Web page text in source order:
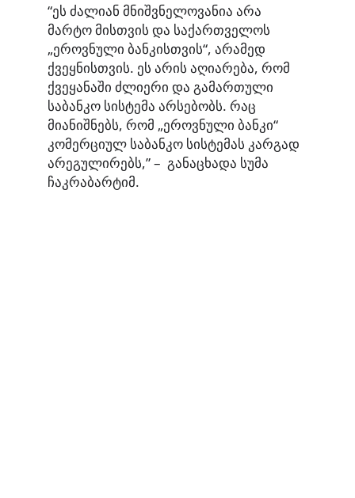
“ეს ძალიან მნიშვნელოვანია არა
მარტო მისთვის და საქართველოს
„ეროვნული ბანკისთვის“, არამედ
ქვეყნისთვის. ეს არის აღიარება, რომ
ქვეყანაში ძლიერი და გამართული
საბანკო სისტემა არსებობს. რაც
მიანიშნებს, რომ „ეროვნული ბანკი“
კომერციულ საბანკო სისტემას კარგად
არეგულირებს,” – განაცხადა სუმა
ჩაკრაბარტიმ.